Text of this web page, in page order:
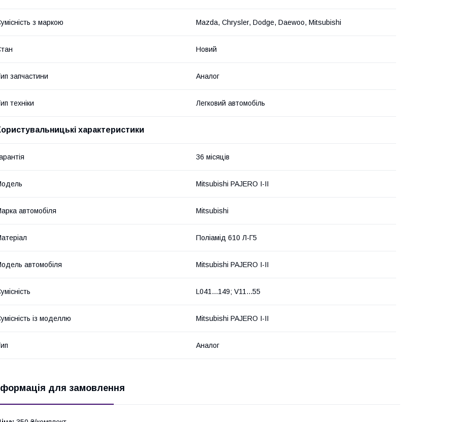
з маркою Mazda, Chrysler, Dodge, Daewoo, Mitsubishi
Новий
запчастини Аналог
техніки Легковий автомобіль
характеристики
36 місяців
Mitsubishi PAJERO I-II
автомобіля Mitsubishi
Поліамід 610 Л-Г5
автомобіля Mitsubishi PAJERO I-II
L041...149; V11...55
із моделлю Mitsubishi PAJERO I-II
Аналог
для замовлення